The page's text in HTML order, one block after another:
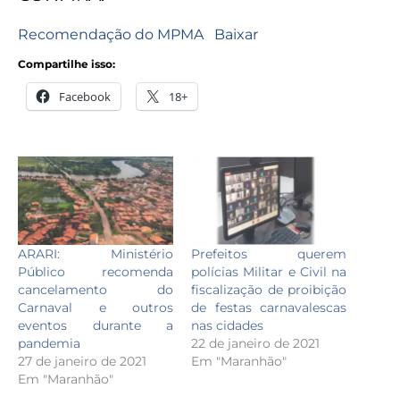
Recomendação do MPMA Baixar
Compartilhe isso:
Facebook 18+
ARARI: Ministério
Público recomenda
cancelamento do
Carnaval e outros
eventos durante a
pandemia
27 de janeiro de 2021
Em "Maranhão"
Prefeitos querem
polícias Militar e Civil na
fiscalização de proibição
de festas carnavalescas
nas cidades
22 de janeiro de 2021
Em "Maranhão"